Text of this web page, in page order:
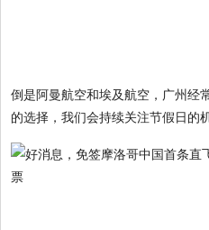
倒是阿曼航空和埃及航空，广州经
的选择，我们会持续关注节假日的